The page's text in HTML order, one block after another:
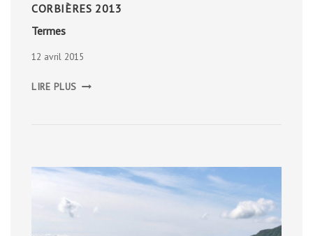
CORBIÈRES 2013
Termes
12 avril 2015
LIRE PLUS